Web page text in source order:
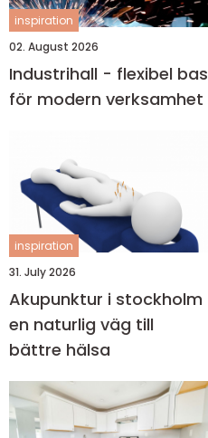
inspiration
02. August 2026
Industrihall - flexibel bas
för modern verksamhet
inspiration
31. July 2026
Akupunktur i stockholm
en naturlig väg till
bättre hälsa